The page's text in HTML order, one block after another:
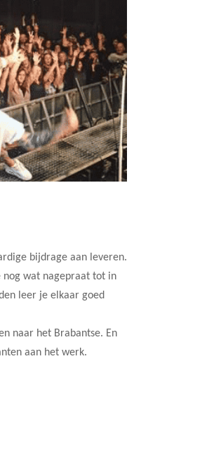
bijdrage aan leveren.
wat nagepraat tot in
leer je elkaar goed
naar het Brabantse. En
aan het werk.